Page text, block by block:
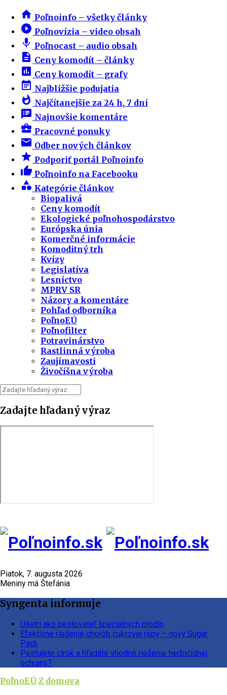
home Poľnoinfo – všetky články
play_circle_filled Poľnovízia – video obsah
mic Poľnocast – audio obsah
description Ceny komodít – články
insert_chart Ceny komodít – grafy
event_note Najbližšie podujatia
whatshot Najčítanejšie za 24 h, 7 dní
speaker_notes Najnovšie komentáre
business_center Pracovné ponuky
email Odber nových článkov
star Podporiť portál Poľnoinfo
thumb_up Poľnoinfo na Facebooku
category Kategórie článkov
Biopalivá
Ceny komodít
Ekologické poľnohospodárstvo
Európska únia
Komerčné informácie
Komoditný trh
Kvízy
Legislatíva
Lesníctvo
MPRV SR
Názory a komentáre
Pohľad odborníka
PoľnoEÚ
Poľnofilter
Potravinárstvo
Rastlinná výroba
Zaujímavosti
Živočíšna výroba
Zadajte hľadaný výraz
Piatok, 7. augusta 2026
Meniny má Štefánia
Syngenta informuje
Ušetri ako pestovateľ špeciálnych plodín
Efektívne riešenie chorôb cukrovej repy – nový Sugar
Pack
Pestujete cirok a hľadáte vhodné riešenie herbicídnej
ochrany?
PoľnoEÚ Z domova